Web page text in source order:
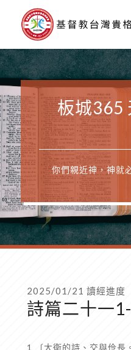
板城365
你們親近神，神就
2025/01/21 讀經進度
詩篇二十一
1 〔大衛的詩、交與伶長